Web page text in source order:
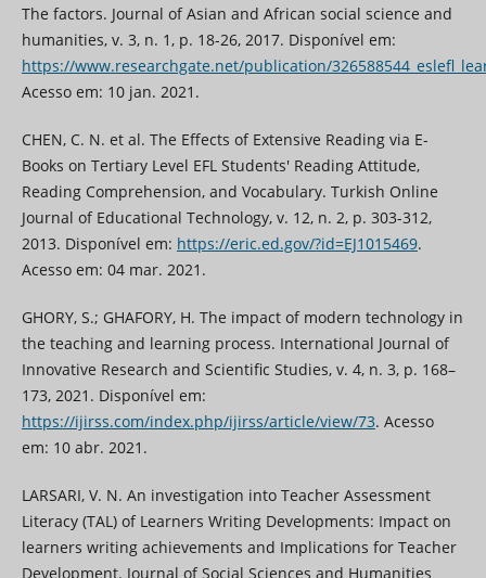
The factors. Journal of Asian and African social science and
humanities, v. 3, n. 1, p. 18-26, 2017. Disponível em:
https://www.researchgate.net/publication/
Acesso em: 10 jan. 2021.
CHEN, C. N. et al. The Effects of Extensive Reading via E-
Books on Tertiary Level EFL Students' Reading Attitude,
Reading Comprehension, and Vocabulary. Turkish Online
Journal of Educational Technology, v. 12, n. 2, p. 303-312,
2013. Disponível em: https://eric.ed.gov/?id=EJ1015469.
Acesso em: 04 mar. 2021.
GHORY, S.; GHAFORY, H. The impact of modern technology in
the teaching and learning process. International Journal of
Innovative Research and Scientific Studies, v. 4, n. 3, p. 168–
173, 2021. Disponível em:
https://ijirss.com/index.php/ijirss/article/view/73. Acesso
em: 10 abr. 2021.
LARSARI, V. N. An investigation into Teacher Assessment
Literacy (TAL) of Learners Writing Developments: Impact on
learners writing achievements and Implications for Teacher
Development. Journal of Social Sciences and Humanities